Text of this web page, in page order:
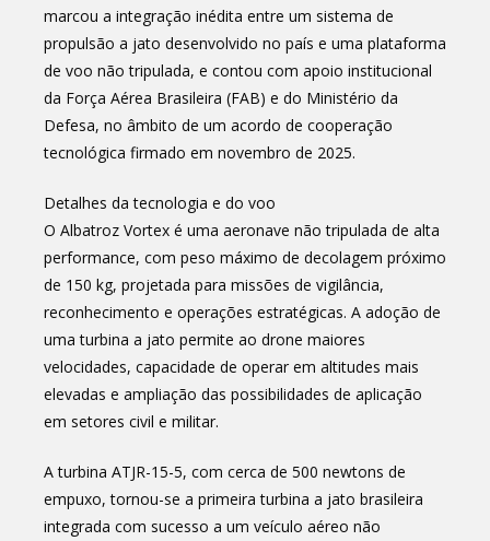
marcou a integração inédita entre um sistema de
propulsão a jato desenvolvido no país e uma plataforma
de voo não tripulada, e contou com apoio institucional
da Força Aérea Brasileira (FAB) e do Ministério da
Defesa, no âmbito de um acordo de cooperação
tecnológica firmado em novembro de 2025.
Detalhes da tecnologia e do voo
O Albatroz Vortex é uma aeronave não tripulada de alta
performance, com peso máximo de decolagem próximo
de 150 kg, projetada para missões de vigilância,
reconhecimento e operações estratégicas. A adoção de
uma turbina a jato permite ao drone maiores
velocidades, capacidade de operar em altitudes mais
elevadas e ampliação das possibilidades de aplicação
em setores civil e militar.
A turbina ATJR-15-5, com cerca de 500 newtons de
empuxo, tornou-se a primeira turbina a jato brasileira
integrada com sucesso a um veículo aéreo não